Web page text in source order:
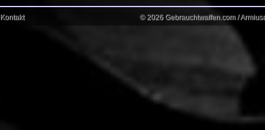
Kontakt © 2026 Gebrauchtwaffen.com /